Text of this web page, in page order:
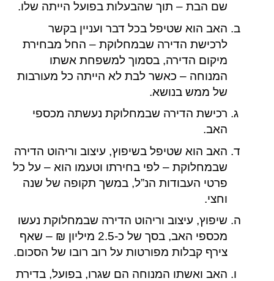
שם הבת – תוך שהבעלות בפועל הייתה שלו.
האב הוא שטיפל בכל דבר ועניין בקשר
לרכישת הדירה שבמחלוקת – החל מבחירת
מיקום הדירה, בסמוך למשפחת אשתו
המנוחה – כאשר לבת לא הייתה כל מעורבות
של ממש בנושא.
רכישת הדירה שבמחלוקת נעשתה מכספי
האב.
האב הוא שטיפל בשיפוץ, עיצוב וריהוט הדירה
שבמחלוקת – לפי בחירתו וטעמו הוא – על כל
פרטי העבודות הנ”ל, במשך תקופה של שנה
וחצי.
שיפוץ, עיצוב וריהוט הדירה שבמחלוקת נעשו
מכספי האב, בסך של כ-2.5 מיליון ₪ – שאף
צירף קבלות מפורטות על רוב רובו של הסכום.
האב ואשתו המנוחה הם שגרו, בפועל, בדירת